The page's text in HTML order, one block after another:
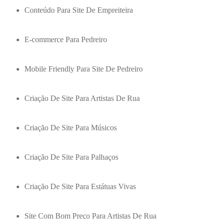
Conteúdo Para Site De Empreiteira
E-commerce Para Pedreiro
Mobile Friendly Para Site De Pedreiro
Criação De Site Para Artistas De Rua
Criação De Site Para Músicos
Criação De Site Para Palhaços
Criação De Site Para Estátuas Vivas
Site Com Bom Preço Para Artistas De Rua